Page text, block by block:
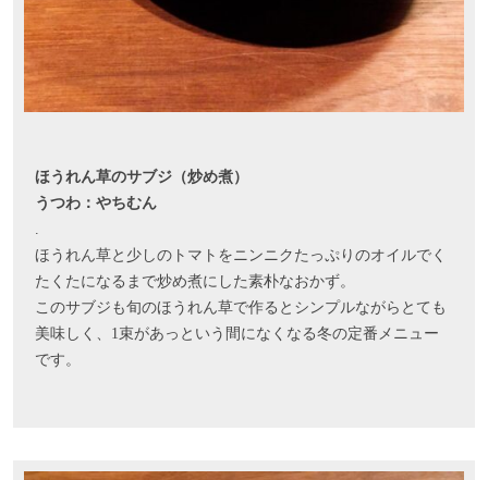
ほうれん草のサブジ（炒め煮）
うつわ：やちむん
.
ほうれん草と少しのトマトをニンニクたっぷりのオイルでく
たくたになるまで炒め煮にした素朴なおかず。
このサブジも旬のほうれん草で作るとシンプルながらとても
美味しく、1束があっという間になくなる冬の定番メニュー
です。